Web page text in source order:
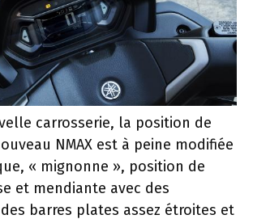
carrosserie, la position de
NMAX est à peine modifiée
« mignonne », position de
et mendiante avec des
barres plates assez étroites et